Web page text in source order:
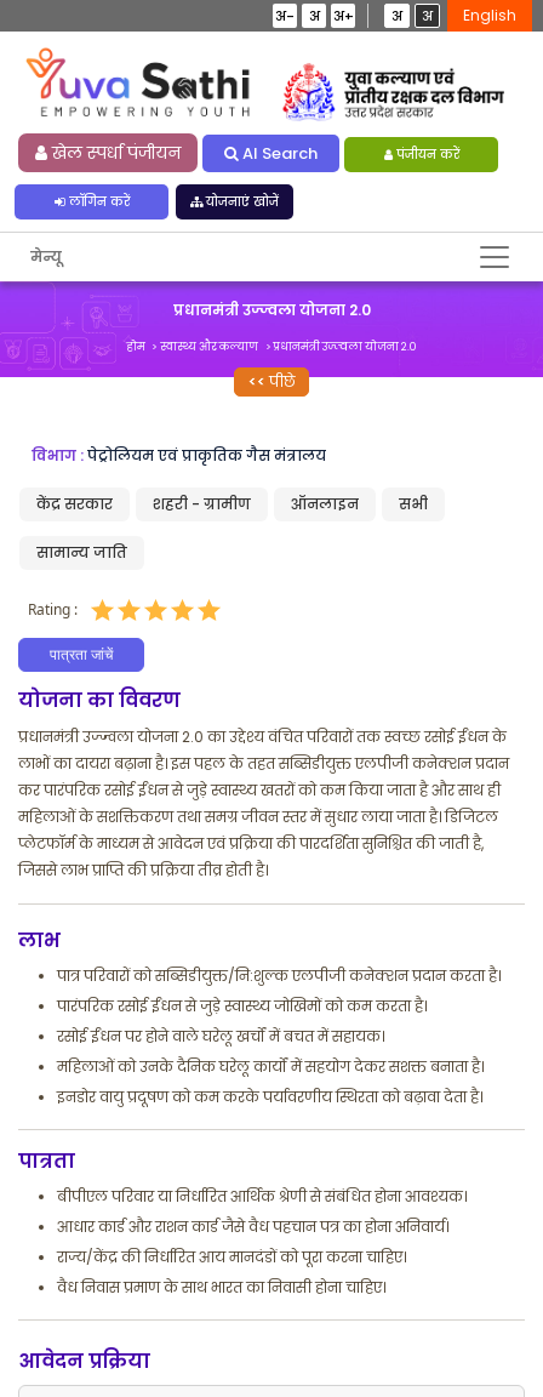
अ- अ अ+ अ अ English
खेल स्पर्धा पंजीयन AI Search पंजीयन करें
लॉगिन करें योजनाएं खोजें
मेन्यू
प्रधानमंत्री उज्ज्वला योजना 2.0
होम स्वास्थ्य और कल्याण प्रधानमंत्री उज्ज्वला योजना 2.0
पीछे
विभाग :पेट्रोलियम एवं प्राकृतिक गैस मंत्रालय
केंद्र सरकार शहरी - ग्रामीण ऑनलाइन सभी
सामान्य जाति
Rating :
पात्रता जांचें
योजना का विवरण
प्रधानमंत्री उज्ज्वला योजना 2.0 का उद्देश्य वंचित परिवारों तक स्वच्छ रसोई ईंधन के
लाभों का दायरा बढ़ाना है। इस पहल के तहत सब्सिडीयुक्त एलपीजी कनेक्शन प्रदान
कर पारंपरिक रसोई ईंधन से जुड़े स्वास्थ्य खतरों को कम किया जाता है और साथ ही
महिलाओं के सशक्तिकरण तथा समग्र जीवन स्तर में सुधार लाया जाता है। डिजिटल
प्लेटफॉर्म के माध्यम से आवेदन एवं प्रक्रिया की पारदर्शिता सुनिश्चित की जाती है,
जिससे लाभ प्राप्ति की प्रक्रिया तीव्र होती है।
लाभ
पात्र परिवारों को सब्सिडीयुक्त/नि:शुल्क एलपीजी कनेक्शन प्रदान करता है।
पारंपरिक रसोई ईंधन से जुड़े स्वास्थ्य जोखिमों को कम करता है।
रसोई ईंधन पर होने वाले घरेलू खर्चों में बचत में सहायक।
महिलाओं को उनके दैनिक घरेलू कार्यों में सहयोग देकर सशक्त बनाता है।
इनडोर वायु प्रदूषण को कम करके पर्यावरणीय स्थिरता को बढ़ावा देता है।
पात्रता
बीपीएल परिवार या निर्धारित आर्थिक श्रेणी से संबंधित होना आवश्यक।
आधार कार्ड और राशन कार्ड जैसे वैध पहचान पत्र का होना अनिवार्य।
राज्य/केंद्र की निर्धारित आय मानदंडों को पूरा करना चाहिए।
वैध निवास प्रमाण के साथ भारत का निवासी होना चाहिए।
आवेदन प्रक्रिया